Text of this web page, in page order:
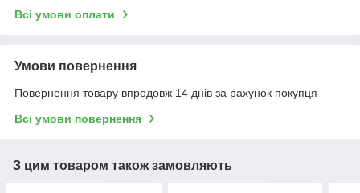
Всі умови оплати
Умови повернення
Повернення товару впродовж 14 днів за рахунок покупця
Всі умови повернення
З цим товаром також замовляють